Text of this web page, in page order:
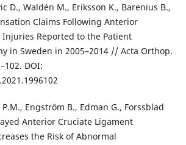
D., Waldén M., Eriksson K., Barenius B.,
Claims Following Anterior
Reported to the Patient
in Sweden in 2005–2014 // Acta Orthop.
DOI:
Engström B., Edman G., Forssblad
Anterior Cruciate Ligament
the Risk of Abnormal